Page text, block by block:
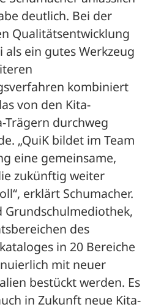
deutlich. Bei der
Qualitätsentwicklung
als ein gutes Werkzeug
kombiniert
von den Kita-
Trägern durchweg
„QuiK bildet im Team
eine gemeinsame,
zukünftig weiter
erklärt Schumacher.
Grundschulmediothek,
des
in 20 Bereiche
mit neuer
bestückt werden. Es
in Zukunft neue Kita-